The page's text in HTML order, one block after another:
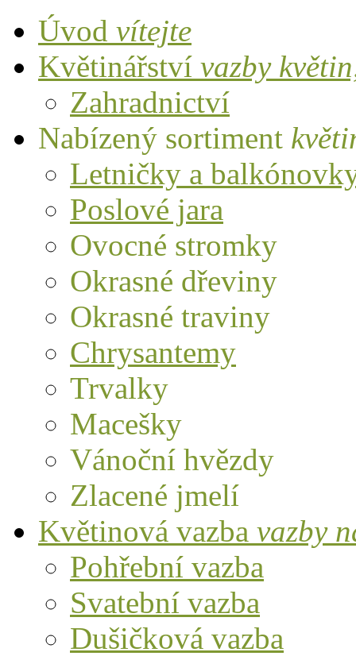
Úvod vítejte
Květinářství vazby
Zahradnictví
Nabízený sortiment
Letničky a
Poslové jara
Ovocné stromky
Okrasné dřeviny
Okrasné traviny
Chrysantemy
Trvalky
Macešky
Vánoční hvězdy
Zlacené jmelí
Květinová vazba vazby
Pohřební vazba
Svatební vazba
Dušičková vazba